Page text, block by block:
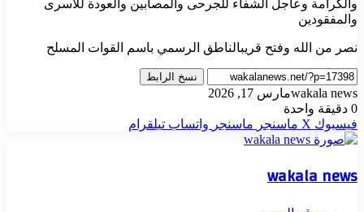
والكرامة وعاجل الشفاء للجرحى والمصابين والعودة للأسرى
والمفقودين
نصر من الله وفتح قريبالناطق الرسمي باسم القوات المسلح
نسخ الرابط
wakala newsمارس 17, 2026
0 دقيقة واحدة
فيسبوك ‫X ماسنجر ماسنجر واتساب تيلقرام
wakala news